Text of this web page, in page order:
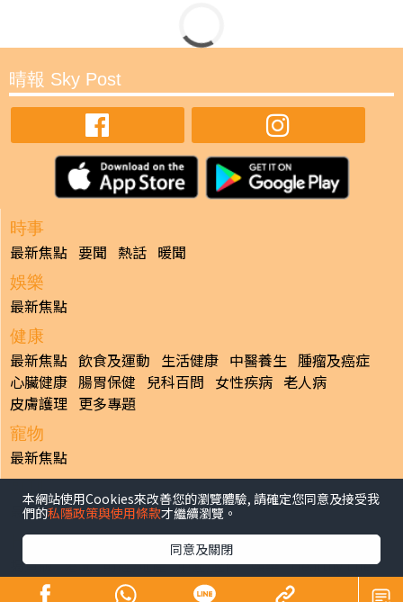
晴報 Sky Post
時事
最新焦點 要聞 熱話 暖聞
娛樂
最新焦點
健康
最新焦點 飲食及運動 生活健康 中醫養生 腫瘤及癌症
心臟健康 腸胃保健 兒科百問 女性疾病 老人病
皮膚護理 更多專題
寵物
最新焦點
最新焦點
日報
揭頁版 港聞 財經/地產 中國/國際 娛樂 Healthy Life
生活副刊
親子/教育 專題/人物 昔日晴報
本網站使用Cookies來改善您的瀏覽體驗, 請確定您同意及接受我
們的私隱政策與使用條款才繼續瀏覽。
同意及關閉